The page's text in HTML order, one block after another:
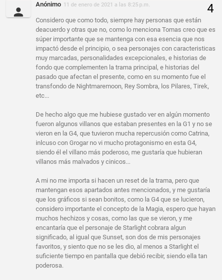
Anónimo 11 de enero de 2021 a las 8:25 p.m.
Considero que como todo, siempre hay personas que están
deacuerdo y otras que no, como lo menciona Tomas creo que es
súper importante que se mantenga con esa esencia que nos
impactó desde el principio, o sea personajes con caracteristicas
muy marcadas, personalidades excepcionales, e historias de
fondo que complementen la trama principal, e historias del
pasado que afectan el presente, como en su momento fue el
transfondo de Nightmaremoon, Rey Sombra, los Pilares, Tirek,
etc...
De hecho algo que me hubiese gustado ver en algún momento
fueron algunos villanos que estaban presentes en la G1 y no se
vieron en la G4, que tuvieron mucha repercusión como Catrina,
inlcuso con Grogar no vi mucho protagonismo en esta G4,
siendo él el villano más poderoso, me gustaría que hubieran
villanos más malvados y cinicos...
A mi no me importa si hacen un reset de la trama, pero que
mantengan esos apartados antes mencionados, y me gustaría
que los gráficos si sean bonitos, como la G4 que se lucieron,
considero importante el concepto de la Magia, espero que hayan
muchos hechizos y cosas, como las que se vieron, y me
encantaría que el personaje de Starlight cobrara algun
significado, al igual que Sunset, son dos de mis personajes
favoritos, y siento que no se les dio, al menos a Starlight el
suficiente tiempo en pantalla que debió recibir, siendo ella tan
poderosa.